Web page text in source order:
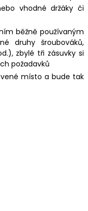
vhodné držáky či
běžně používaným
druhy šroubováků,
zbylé tři zásuvky si
požadavků
místo a bude tak